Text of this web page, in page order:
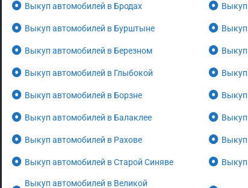
Выкуп автомобилей в Бродах Выкуп
Выкуп автомобилей в Бурштыне
Выкуп автомобилей в Березном Выкуп
Выкуп автомобилей в Глыбокой
Выкуп автомобилей в Борзне
Выкуп автомобилей в Балаклее Выкуп
Выкуп автомобилей в Рахове
Выкуп автомобилей в Старой Синяве
Выкуп автомобилей в Великой